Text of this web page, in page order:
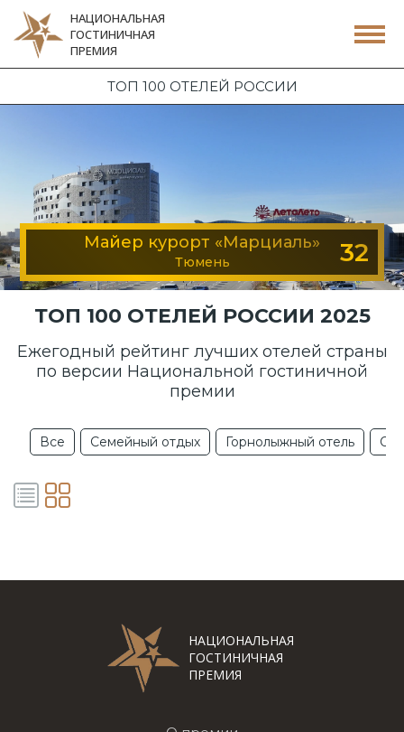
НАЦИОНАЛЬНАЯ
ГОСТИНИЧНАЯ
ПРЕМИЯ
ТОП 100 ОТЕЛЕЙ РОССИИ
Майер курорт «Марциаль»
Тюмень 32
ТОП 100 ОТЕЛЕЙ РОССИИ 2025
Ежегодный рейтинг лучших отелей страны
по версии Национальной гостиничной
премии
Все Семейный отдых Горнолыжный отель
НАЦИОНАЛЬНАЯ
ГОСТИНИЧНАЯ
ПРЕМИЯ